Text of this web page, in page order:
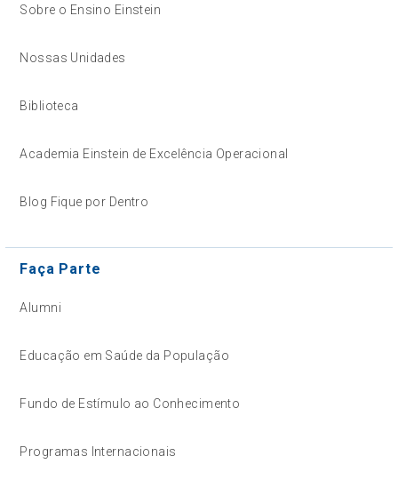
Sobre o Ensino Einstein
Nossas Unidades
Biblioteca
Academia Einstein de Excelência Operacional
Blog Fique por Dentro
Faça Parte
Alumni
Educação em Saúde da População
Fundo de Estímulo ao Conhecimento
Programas Internacionais